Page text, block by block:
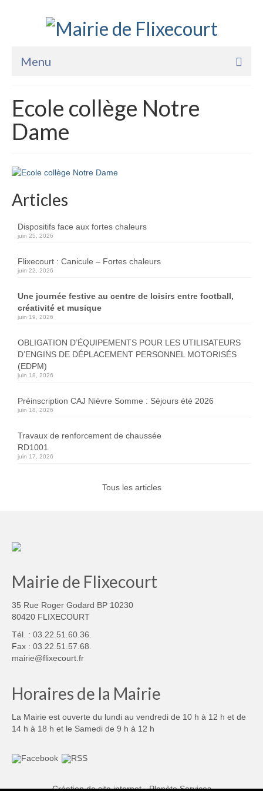
Menu
La Mairie
Vie Pratique
Ecole collège Notre
Dame
Articles
Dispositifs face aux fortes chaleurs
juin 25, 2026
Flixecourt : Canicule – Fortes chaleurs
juin 22, 2026
Une journée festive au centre de loisirs entre football,
créativité et musique
juin 19, 2026
OBLIGATION D’ÉQUIPEMENTS POUR LES UTILISATEURS
D’ENGINS DE DÉPLACEMENT PERSONNEL MOTORISÉS
(EDPM)
juin 18, 2026
Préinscription CAJ Nièvre Somme : Séjours été 2026
juin 18, 2026
Travaux de renforcement de chaussée
RD1001
juin 17, 2026
Tous les articles
Mairie de Flixecourt
35 Rue Roger Godard BP 10230
80420 FLIXECOURT
Tél. : 03.22.51.60.36.
Fax : 03.22.51.57.68.
mairie@flixecourt.fr
Horaires de la Mairie
La Mairie est ouverte du lundi au vendredi de 10 h à 12 h et de
14 h à 18 h et le Samedi de 9 h à 12 h
Création de site internet - Planète Services